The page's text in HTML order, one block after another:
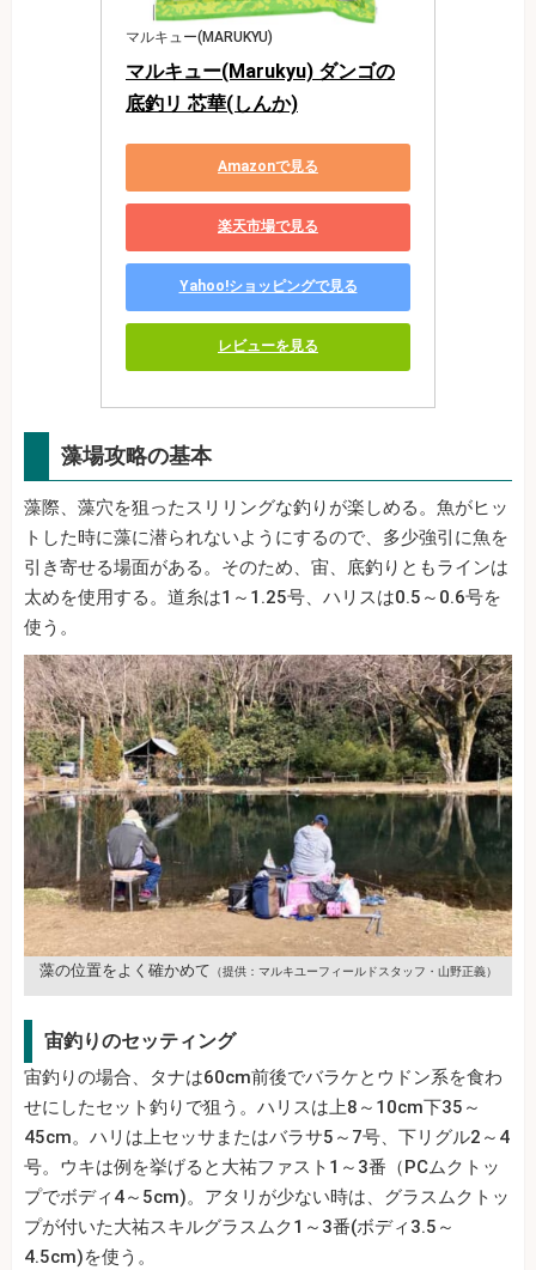
マルキュー(MARUKYU)
マルキュー(Marukyu) ダンゴの
底釣リ 芯華(しんか)
Amazonで見る
楽天市場で見る
Yahoo!ショッピングで見る
レビューを見る
藻場攻略の基本
藻際、藻穴を狙ったスリリングな釣りが楽しめる。魚がヒッ
トした時に藻に潜られないようにするので、多少強引に魚を
引き寄せる場面がある。そのため、宙、底釣りともラインは
太めを使用する。道糸は1～1.25号、ハリスは0.5～0.6号を
使う。
藻の位置をよく確かめて （提供：マルキユーフィールドスタッフ・山野正義）
宙釣りのセッティング
宙釣りの場合、タナは60cm前後でバラケとウドン系を食わ
せにしたセット釣りで狙う。ハリスは上8～10cm下35～
45cm。ハリは上セッサまたはバラサ5～7号、下リグル2～4
号。ウキは例を挙げると大祐ファスト1～3番（PCムクトッ
プでボディ4～5cm)。アタリが少ない時は、グラスムクトッ
プが付いた大祐スキルグラスムク1～3番(ボディ3.5～
4.5cm)を使う。